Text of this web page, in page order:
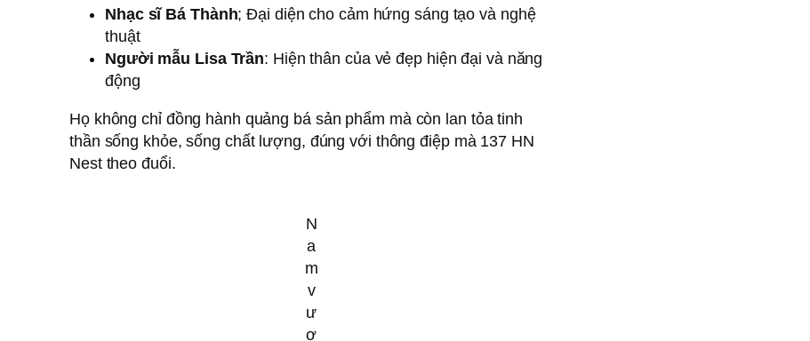
Nhạc sĩ Bá Thành; Đại diện cho cảm hứng sáng tạo và nghệ
thuật
Người mẫu Lisa Trần: Hiện thân của vẻ đẹp hiện đại và năng
động
Họ không chỉ đồng hành quảng bá sản phẩm mà còn lan tỏa tinh
thần sống khỏe, sống chất lượng, đúng với thông điệp mà 137 HN
Nest theo đuổi.
N
a
m
v
ư
ơ